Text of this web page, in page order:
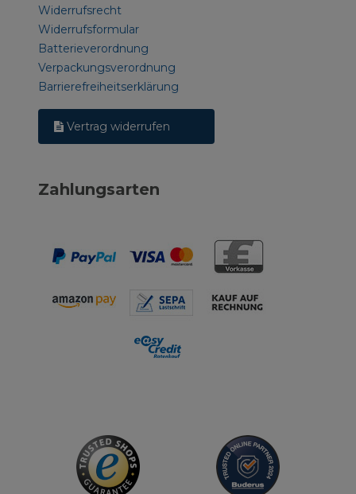
Widerrufsrecht
Widerrufsformular
Batterieverordnung
Verpackungsverordnung
Barrierefreiheitserklärung
Vertrag widerrufen
Zahlungsarten